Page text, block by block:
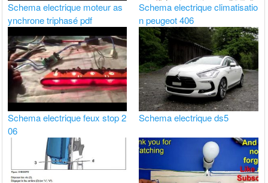
Schema electrique moteur as
ynchrone triphasé pdf
Schema electrique climatisatio
n peugeot 406
Schema electrique feux stop 2
06
Schema electrique ds5